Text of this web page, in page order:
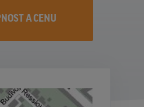
A CENU